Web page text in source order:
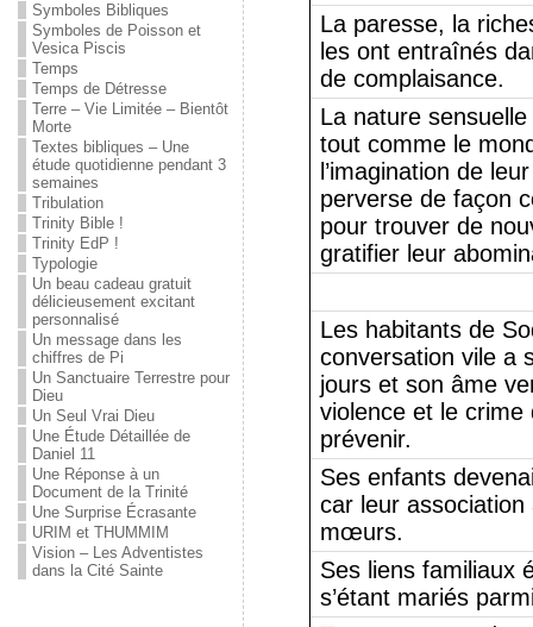
Symboles Bibliques
Symboles de Poisson et
Vesica Piscis
Temps
Temps de Détresse
Terre – Vie Limitée – Bientôt
Morte
Textes bibliques – Une
étude quotidienne pendant 3
semaines
Tribulation
Trinity Bible !
Trinity EdP !
Typologie
Un beau cadeau gratuit
délicieusement excitant
personnalisé
Un message dans les
chiffres de Pi
Un Sanctuaire Terrestre pour
Dieu
Un Seul Vrai Dieu
Une Étude Détaillée de
Daniel 11
Une Réponse à un
Document de la Trinité
Une Surprise Écrasante
URIM et THUMMIM
Vision – Les Adventistes
dans la Cité Sainte
La paresse, la
les ont entraînés
de complaisance.
La nature
tout comme le
l’imagination de
perverse de façon
pour trouver de
gratifier leur
Les habitants de
conversation vile a
jours et son âme
violence et le crime
prévenir.
Ses enfants
car leur
mœurs.
Ses liens familiaux
s’étant mariés